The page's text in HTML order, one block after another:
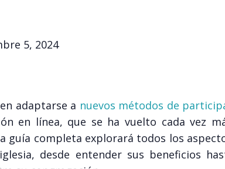
5, 2024
adaptarse a nuevos métodos de
en línea, que se ha vuelto cada vez
guía completa explorará todos los
desde entender sus beneficios